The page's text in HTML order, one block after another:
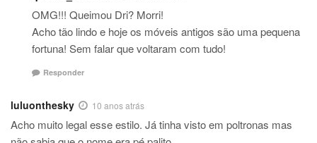
OMG!!! Queimou Dri? Morri!
Acho tão lindo e hoje os móveis antigos são uma pequena
fortuna! Sem falar que voltaram com tudo!
Responder
luluonthesky 10 anos atrás
Acho muito legal esse estilo. Já tinha visto em poltronas mas